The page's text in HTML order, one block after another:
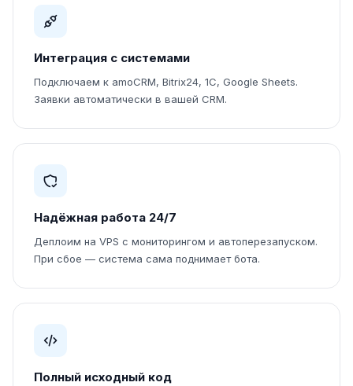
Интеграция с системами
Подключаем к amoCRM, Bitrix24, 1С, Google Sheets.
Заявки автоматически в вашей CRM.
Надёжная работа 24/7
Деплоим на VPS с мониторингом и автоперезапуском.
При сбое — система сама поднимает бота.
Полный исходный код